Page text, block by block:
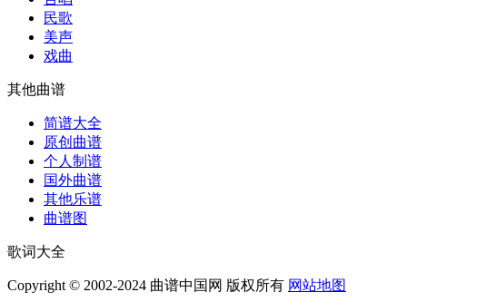
民歌
美声
戏曲
其他曲谱
简谱大全
原创曲谱
个人制谱
国外曲谱
其他乐谱
曲谱图
歌词大全
Copyright © 2002-2024 曲谱中国网 版权所有 网站地图